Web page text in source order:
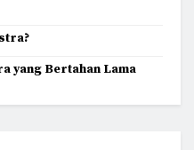
yang Bertahan Lama